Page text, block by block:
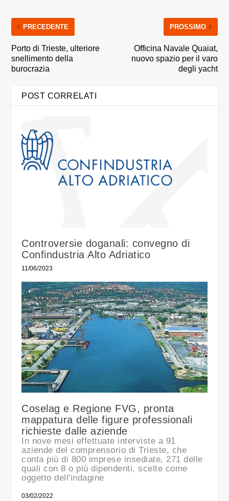
PRECEDENTE
Porto di Trieste, ulteriore
snellimento della
burocrazia
PROSSIMO
Officina Navale Quaiat,
nuovo spazio per il varo
degli yacht
POST CORRELATI
Controversie doganali: convegno di
Confindustria Alto Adriatico
11/06/2023
Coselag e Regione FVG, pronta
mappatura delle figure professionali
richieste dalle aziende
In nove mesi effettuate interviste a 91
aziende del comprensorio di Trieste, che
conta più di 800 imprese insediate, 271 delle
quali con 8 o più dipendenti, scelte come
oggetto dell'indagine
03/02/2022